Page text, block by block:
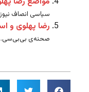
سیاسی انصاف
رضا پهلوی و
صحنه‌ی